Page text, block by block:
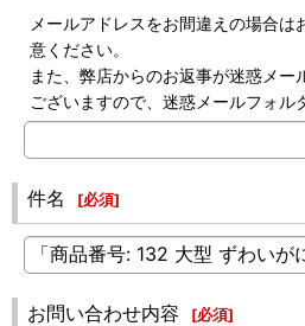
メールアドレスをお間違えの場合は
意ください。
また、弊店からのお返事が迷惑メー
ございますので、迷惑メールフォル
件名 [必須]
お問い合わせ内容 [必須]